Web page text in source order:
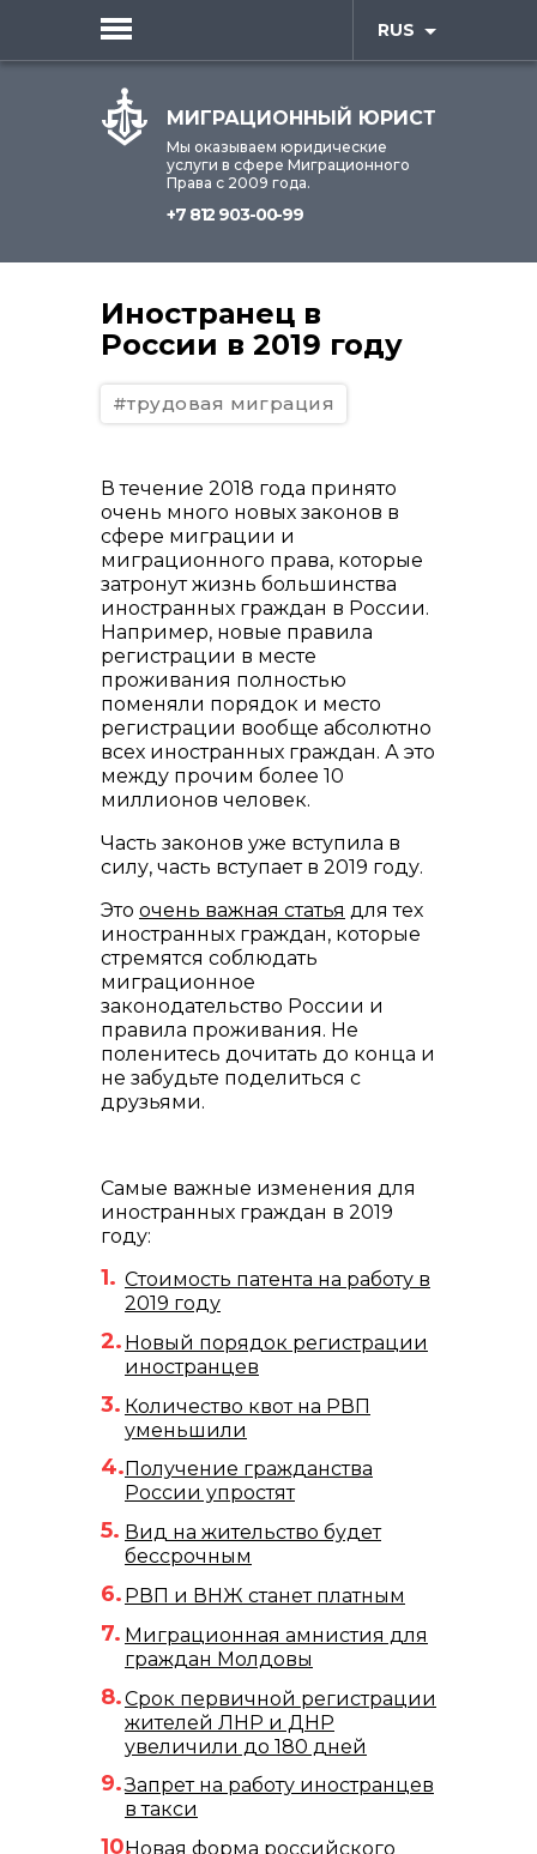
RUS
МИГРАЦИОННЫЙ ЮРИСТ
Мы оказываем юридические
услуги в сфере Миграционного
Права с 2009 года.
+7 812 903-00-99
Иностранец в
России в 2019 году
#трудовая миграция
В течение 2018 года принято
очень много новых законов в
сфере миграции и
миграционного права, которые
затронут жизнь большинства
иностранных граждан в России.
Например, новые правила
регистрации в месте
проживания полностью
поменяли порядок и место
регистрации вообще абсолютно
всех иностранных граждан. А это
между прочим более 10
миллионов человек.
Часть законов уже вступила в
силу, часть вступает в 2019 году.
Это очень важная статья для тех
иностранных граждан, которые
стремятся соблюдать
миграционное
законодательство России и
правила проживания. Не
поленитесь дочитать до конца и
не забудьте поделиться с
друзьями.
Самые важные изменения для
иностранных граждан в 2019
году:
Стоимость патента на работу в
2019 году
Новый порядок регистрации
иностранцев
Количество квот на РВП
уменьшили
Получение гражданства
России упростят
Вид на жительство будет
бессрочным
РВП и ВНЖ станет платным
Миграционная амнистия для
граждан Молдовы
Срок первичной регистрации
жителей ЛНР и ДНР
увеличили до 180 дней
Запрет на работу иностранцев
в такси
Новая форма российского